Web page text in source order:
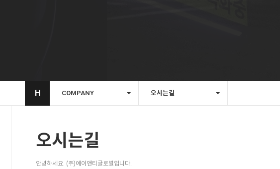
H COMPANY 오시는길
오시는길
안녕하세요. (주)에이앤티글로벌입니다.